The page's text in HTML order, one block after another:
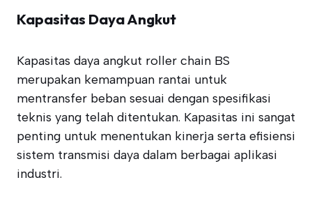
Kapasitas Daya Angkut
Kapasitas daya angkut roller chain BS
merupakan kemampuan rantai untuk
mentransfer beban sesuai dengan spesifikasi
teknis yang telah ditentukan. Kapasitas ini sangat
penting untuk menentukan kinerja serta efisiensi
sistem transmisi daya dalam berbagai aplikasi
industri.